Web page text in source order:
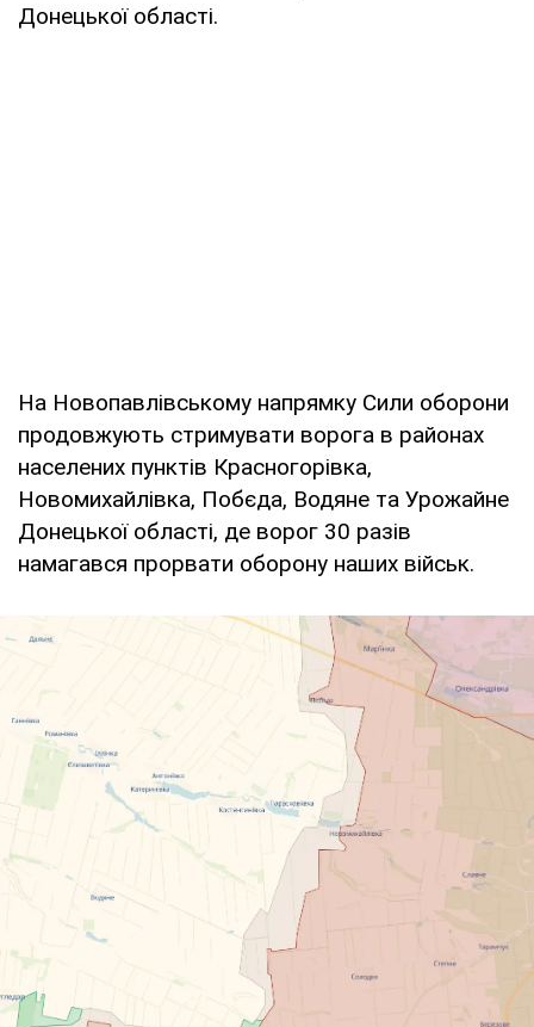
Донецької області.
На Новопавлівському напрямку Сили оборони
продовжують стримувати ворога в районах
населених пунктів Красногорівка,
Новомихайлівка, Побєда, Водяне та Урожайне
Донецької області, де ворог 30 разів
намагався прорвати оборону наших військ.